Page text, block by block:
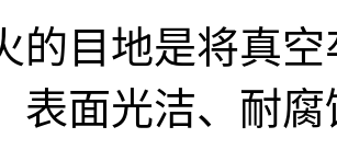
的目地是将真
表面光洁、耐